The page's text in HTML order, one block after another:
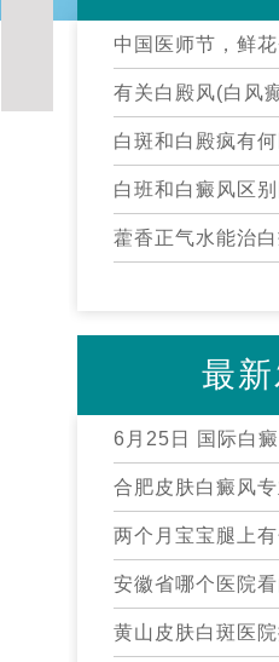
中国医师节，鲜
有关白殿风(白风
白斑和白殿疯有
白班和白癜风区
藿香正气水能治
最
6月25日 国际白
合肥皮肤白癜风
两个月宝宝腿上
安徽省哪个医院
黄山皮肤白斑医